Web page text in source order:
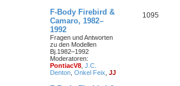
F-Body Firebird &
Camaro, 1982–
1992
Fragen und Antworten
zu den Modellen
Bj.1982–1992
Moderatoren:
PontiacV8 J.C.
Denton Onkel Feix JJ
1095